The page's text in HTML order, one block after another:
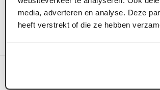
media, adverteren en analyse. Deze
heeft verstrekt of die ze hebben